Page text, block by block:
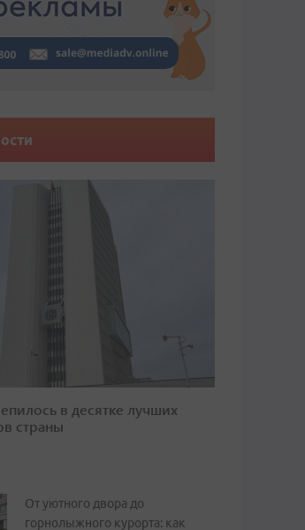
в десятке лучших
страны
От уютного двора до
горнолыжного курорта: как